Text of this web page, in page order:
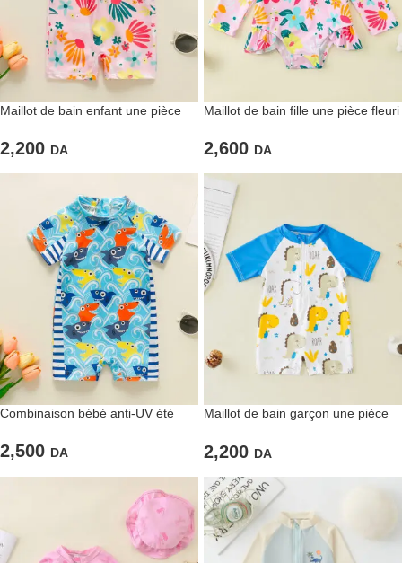
Maillot de bain enfant une pièce
2,200 DA
Maillot de bain fille une pièce fleuri
2,600 DA
Combinaison bébé anti-UV été
2,500 DA
Maillot de bain garçon une pièce
2,200 DA